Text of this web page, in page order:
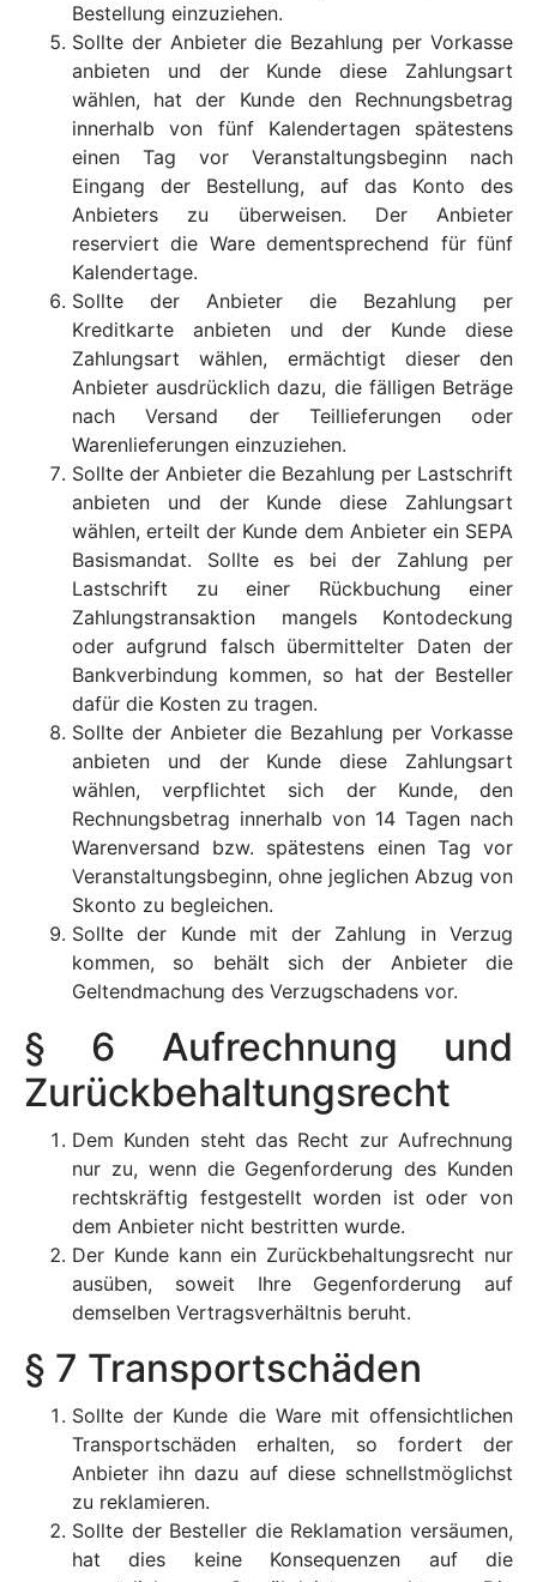
Bestellung einzuziehen.
Sollte der Anbieter die Bezahlung per Vorkasse
anbieten und der Kunde diese Zahlungsart
wählen, hat der Kunde den Rechnungsbetrag
innerhalb von fünf Kalendertagen spätestens
einen Tag vor Veranstaltungsbeginn nach
Eingang der Bestellung, auf das Konto des
Anbieters zu überweisen. Der Anbieter
reserviert die Ware dementsprechend für fünf
Kalendertage.
Sollte der Anbieter die Bezahlung per
Kreditkarte anbieten und der Kunde diese
Zahlungsart wählen, ermächtigt dieser den
Anbieter ausdrücklich dazu, die fälligen Beträge
nach Versand der Teillieferungen oder
Warenlieferungen einzuziehen.
Sollte der Anbieter die Bezahlung per Lastschrift
anbieten und der Kunde diese Zahlungsart
wählen, erteilt der Kunde dem Anbieter ein SEPA
Basismandat. Sollte es bei der Zahlung per
Lastschrift zu einer Rückbuchung einer
Zahlungstransaktion mangels Kontodeckung
oder aufgrund falsch übermittelter Daten der
Bankverbindung kommen, so hat der Besteller
dafür die Kosten zu tragen.
Sollte der Anbieter die Bezahlung per Vorkasse
anbieten und der Kunde diese Zahlungsart
wählen, verpflichtet sich der Kunde, den
Rechnungsbetrag innerhalb von 14 Tagen nach
Warenversand bzw. spätestens einen Tag vor
Veranstaltungsbeginn, ohne jeglichen Abzug von
Skonto zu begleichen.
Sollte der Kunde mit der Zahlung in Verzug
kommen, so behält sich der Anbieter die
Geltendmachung des Verzugschadens vor.
§ 6 Aufrechnung und
Zurückbehaltungsrecht
Dem Kunden steht das Recht zur Aufrechnung
nur zu, wenn die Gegenforderung des Kunden
rechtskräftig festgestellt worden ist oder von
dem Anbieter nicht bestritten wurde.
Der Kunde kann ein Zurückbehaltungsrecht nur
ausüben, soweit Ihre Gegenforderung auf
demselben Vertragsverhältnis beruht.
§ 7 Transportschäden
Sollte der Kunde die Ware mit offensichtlichen
Transportschäden erhalten, so fordert der
Anbieter ihn dazu auf diese schnellstmöglichst
zu reklamieren.
Sollte der Besteller die Reklamation versäumen,
hat dies keine Konsequenzen auf die